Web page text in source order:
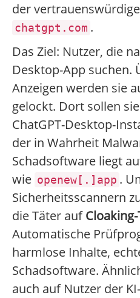
der
chatgpt.com .
Das Ziel: Nutzer, die
Desktop-App suchen.
Anzeigen werden sie
gelockt. Dort sollen
ChatGPT-Desktop-
der in Wahrheit
Schadsoftware liegt
wie openew[.]app .
Sicherheitsscannern
die Täter auf
Automatische
harmlose Inhalte,
Schadsoftware.
auch auf Nutzer der